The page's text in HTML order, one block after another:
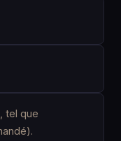
tel que